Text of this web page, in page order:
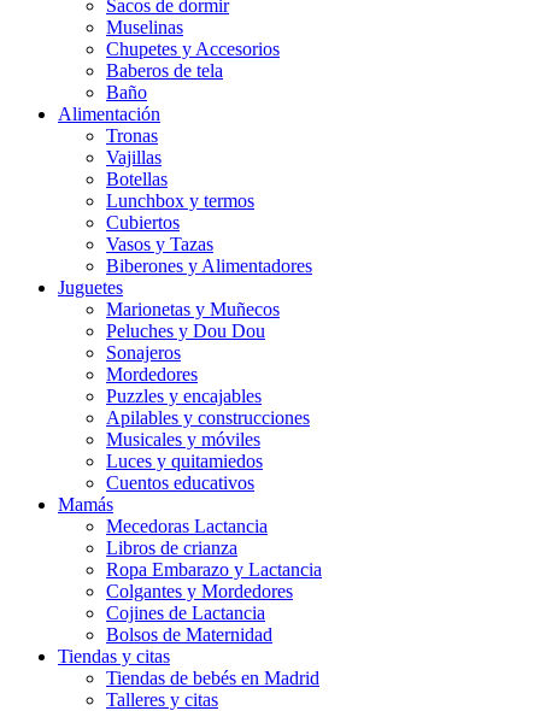
Sacos de dormir
Muselinas
Chupetes y Accesorios
Baberos de tela
Baño
Alimentación
Tronas
Vajillas
Botellas
Lunchbox y termos
Cubiertos
Vasos y Tazas
Biberones y Alimentadores
Juguetes
Marionetas y Muñecos
Peluches y Dou Dou
Sonajeros
Mordedores
Puzzles y encajables
Apilables y construcciones
Musicales y móviles
Luces y quitamiedos
Cuentos educativos
Mamás
Mecedoras Lactancia
Libros de crianza
Ropa Embarazo y Lactancia
Colgantes y Mordedores
Cojines de Lactancia
Bolsos de Maternidad
Tiendas y citas
Tiendas de bebés en Madrid
Talleres y citas